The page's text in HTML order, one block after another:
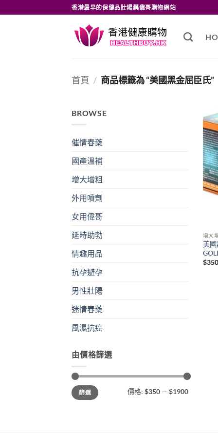
to
香港最早的保健品壯陽藥偉哥購物網站
首頁 / 商品標籤為 “美國黑金屈臣氏”
BROWSE
催情春藥
國產溫補
增大增粗
外用噴劑
女用偉哥
延時助勃
情趣用品
抗孕避孕
男性壯陽
迷情春藥
風濕抗癌
由價格篩選
最
低
價
最
高
價
篩選 價格: $350 — $1900
增大
美國
$350